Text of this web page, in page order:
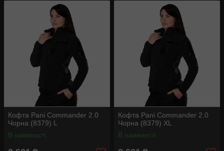
Кофта Pani Commander 2.0
Чорна (8379) L
В наявності
Кофта Pani Commander 2.0
Чорна (8379) XL
В наявності